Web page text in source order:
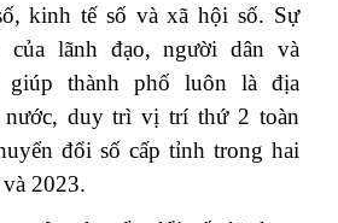
kinh tế số và xã hội số. Sự
của lãnh đạo, người dân và
giúp thành phố luôn là địa
nước, duy trì vị trí thứ 2 toàn
đổi số cấp tỉnh trong hai
2023.